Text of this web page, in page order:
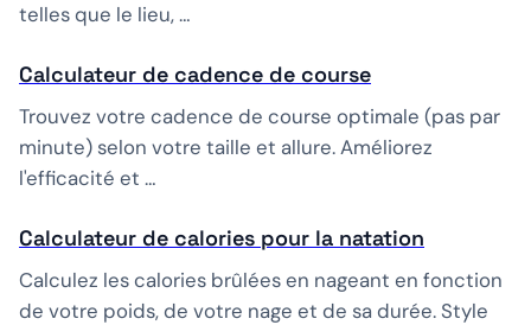
telles que le lieu, …
Calculateur de cadence de course
Trouvez votre cadence de course optimale (pas par
minute) selon votre taille et allure. Améliorez
l'efficacité et …
Calculateur de calories pour la natation
Calculez les calories brûlées en nageant en fonction
de votre poids, de votre nage et de sa durée. Style